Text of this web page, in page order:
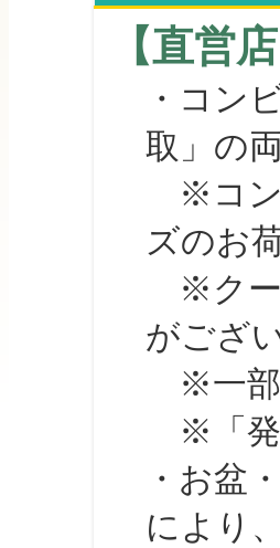
【直営
・コン
取」の
※コンビ
ズのお
※クール
がござ
※一部、
※「発送
・お盆・
により